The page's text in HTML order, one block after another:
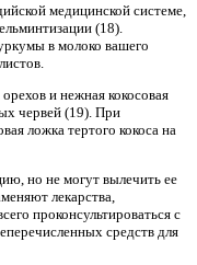
медицинской системе,
(18).
в молоко вашего
и нежная кокосовая
червей (19). При
ложка тертого кокоса на
но не могут вылечить ее
лекарства,
проконсультироваться с
средств для